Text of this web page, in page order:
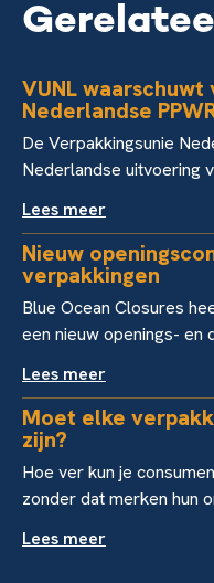
VUNL
Nederlandse
De Verpakkingsunie
Nederlandse uitvoering
Lees meer
Nieuw
verpakkingen
Blue Ocean Closures
een nieuw openings- en
Lees meer
Moet elke
zijn?
Hoe ver kun je
zonder dat merken hun
Lees meer